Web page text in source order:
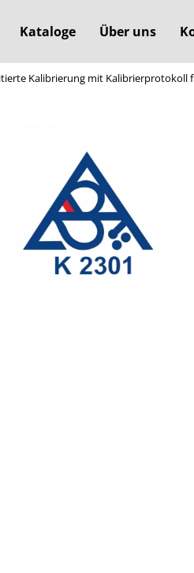
Kataloge Über uns
Kalibrierung mit Kalibrierprotokoll
suchen Sie?
Wir empfehlen